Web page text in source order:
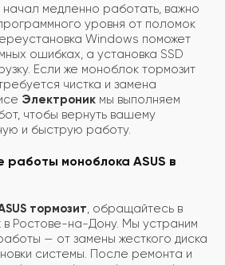
начал медленно работать, важно
уровня от поломок
Windows поможет
ошибках, а установка SSD
Если же моноблок тормозит
чистка и замена
Электроник мы выполняем
чтобы вернуть вашему
и быструю работу.
работы моноблока ASUS в
тормозит , обращайтесь в
в Ростове-на-Дону. Мы устраним
— от замены жесткого диска
системы. После ремонта и